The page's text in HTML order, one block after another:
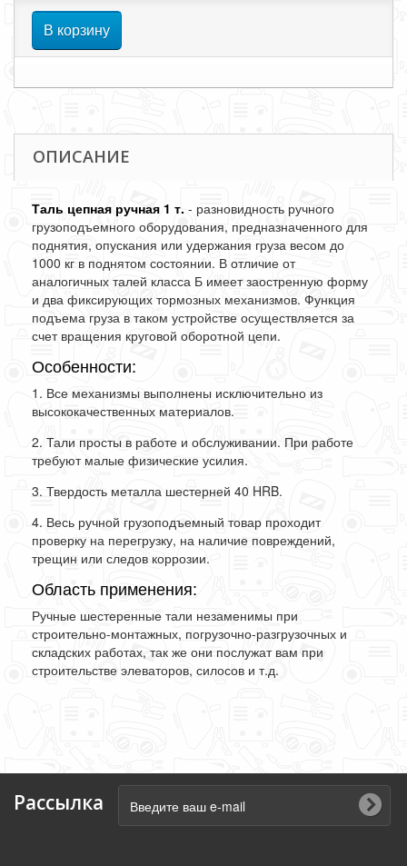
В корзину
ОПИСАНИЕ
Таль цепная ручная 1 т. - разновидность ручного
грузоподъемного оборудования, предназначенного для
поднятия, опускания или удержания груза весом до
1000 кг в поднятом состоянии. В отличие от
аналогичных талей класса Б имеет заостренную форму
и два фиксирующих тормозных механизмов. Функция
подъема груза в таком устройстве осуществляется за
счет вращения круговой оборотной цепи.
Особенности:
1. Все механизмы выполнены исключительно из
высококачественных материалов.
2. Тали просты в работе и обслуживании. При работе
требуют малые физические усилия.
3. Твердость металла шестерней 40 HRB.
4. Весь ручной грузоподъемный товар проходит
проверку на перегрузку, на наличие повреждений,
трещин или следов коррозии.
Область применения:
Ручные шестеренные тали незаменимы при
строительно-монтажных, погрузочно-разгрузочных и
складских работах, так же они послужат вам при
строительстве элеваторов, силосов и т.д.
Рассылка